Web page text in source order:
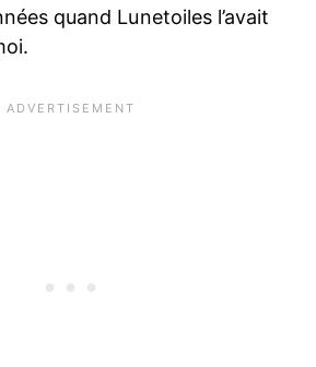
quand Lunetoiles l’avait